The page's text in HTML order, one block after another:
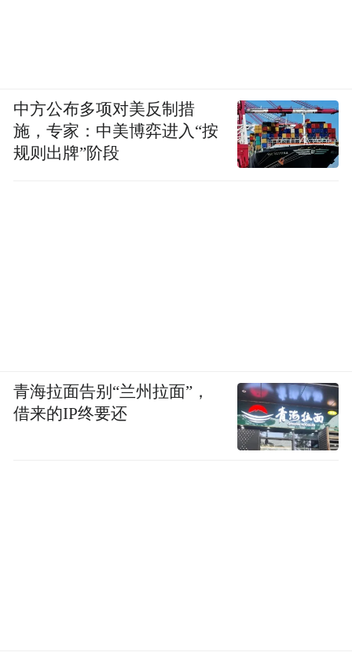
中方公布多项对美反制措
施，专家：中美博弈进入“按
规则出牌”阶段
青海拉面告别“兰州拉面”，
借来的IP终要还